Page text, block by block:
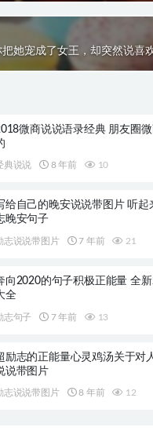
她宠成了女王，却突然说喜
微商说说语录经典 朋友圈
典说说 8 年前 10
给自己的晚安说说带图片 听起
晚安句子
志说说带图片 7 年前 21
向2020的句子积极正能量 全
全
志句子 7 年前 13
励志的正能量心灵鸡汤关于对
说带图片
志说说带图片 8 年前 12